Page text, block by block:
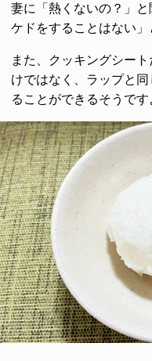
妻に「熱くないの？」
ケドをすることはない」
また、クッキングシー
けではなく、ラップと
ることができるそうです